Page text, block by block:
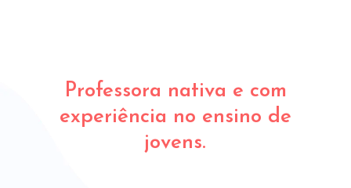
Professora nativa e com
experiência no ensino de
jovens.